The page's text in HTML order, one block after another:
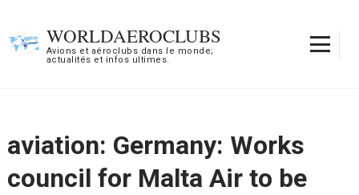
contenu
WORLDAEROCLUBS
Avions et aéroclubs dans le monde;
actualités et infos ultimes.
aviation: Germany: Works
council for Malta Air to be